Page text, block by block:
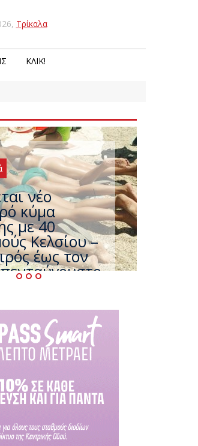
, Τρίκαλα
ΚΛΙΚ!
ο
την ώρα
χώρα